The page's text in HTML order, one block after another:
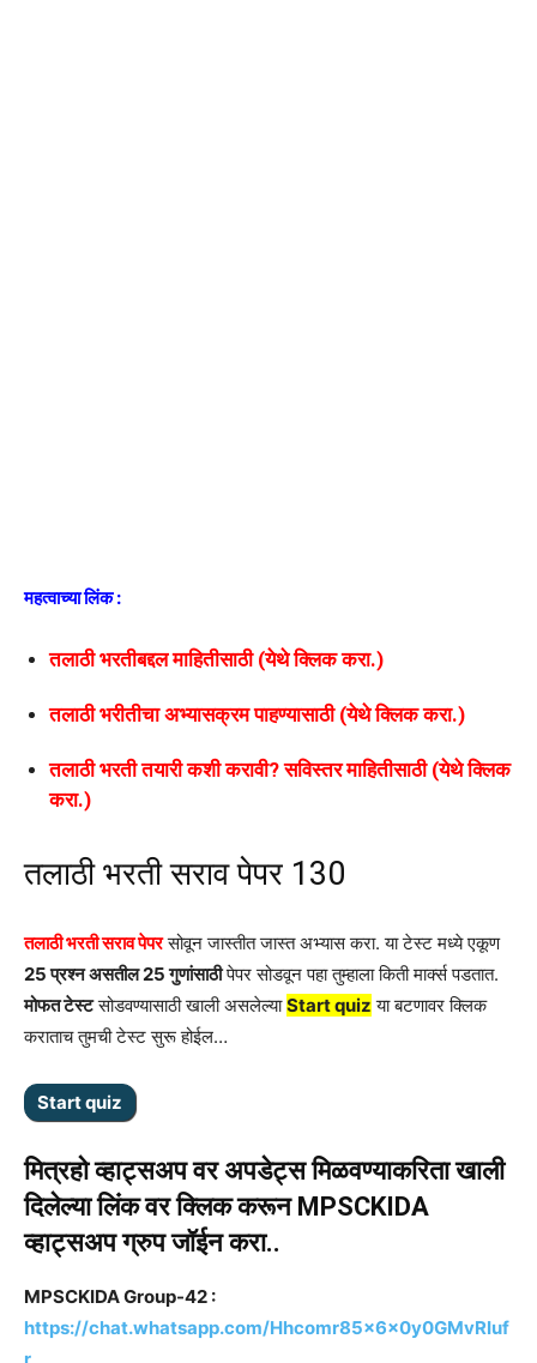
महत्वाच्या लिंक :
तलाठी भरतीबद्दल माहितीसाठी (येथे क्लिक करा.)
तलाठी भरीतीचा अभ्यासक्रम पाहण्यासाठी (येथे क्लिक करा.)
तलाठी भरती तयारी कशी करावी? सविस्तर माहितीसाठी (येथे क्लिक
करा.)
तलाठी भरती सराव पेपर 130
तलाठी भरती सराव पेपरसोवून जास्तीत जास्त अभ्यास करा. या टेस्ट मध्ये एकूण
25 प्रश्न असतील 25 गुणांसाठीपेपर सोडवून पहा तुम्हाला किती मार्क्स पडतात.
मोफत टेस्टसोडवण्यासाठी खाली असलेल्याStart quiz या बटणावर क्लिक
कराताच तुमची टेस्ट सुरू होईल…
मित्रहो व्हाट्सअप वर अपडेट्स मिळवण्याकरिता खाली
दिलेल्या लिंक वर क्लिक करून MPSCKIDA
व्हाट्सअप ग्रुप जॉईन करा..
MPSCKIDA Group-42 :
https://chat.whatsapp.com/Hhcomr85x6x0y0GMvRIuf